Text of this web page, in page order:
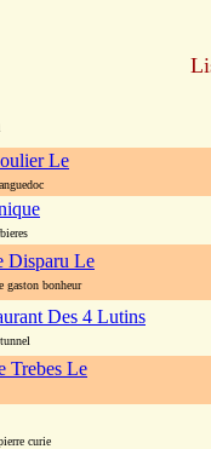
Le
Disparu Le
gaston bonheur
Des 4 Lutins
Trebes Le
curie